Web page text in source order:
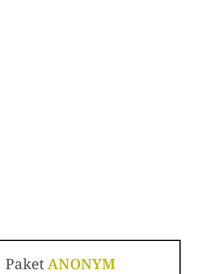
PaketANONYM